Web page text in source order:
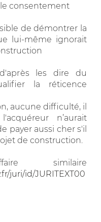
consentement
de démontrer la
lui-même ignorait
les dire du
la réticence
aucune difficulté, il
n’aurait
payer aussi cher s'il
de construction.
similaire
juri/id/JURITEXT00